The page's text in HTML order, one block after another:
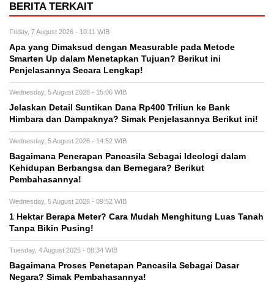
BERITA TERKAIT
Friday, 7 August 2026 - 10:11 WIB
Apa yang Dimaksud dengan Measurable pada Metode
Smarten Up dalam Menetapkan Tujuan? Berikut ini
Penjelasannya Secara Lengkap!
Wednesday, 5 August 2026 - 15:06 WIB
Jelaskan Detail Suntikan Dana Rp400 Triliun ke Bank
Himbara dan Dampaknya? Simak Penjelasannya Berikut ini!
Wednesday, 5 August 2026 - 14:52 WIB
Bagaimana Penerapan Pancasila Sebagai Ideologi dalam
Kehidupan Berbangsa dan Bernegara? Berikut
Pembahasannya!
Wednesday, 5 August 2026 - 09:52 WIB
1 Hektar Berapa Meter? Cara Mudah Menghitung Luas Tanah
Tanpa Bikin Pusing!
Tuesday, 4 August 2026 - 08:34 WIB
Bagaimana Proses Penetapan Pancasila Sebagai Dasar
Negara? Simak Pembahasannya!